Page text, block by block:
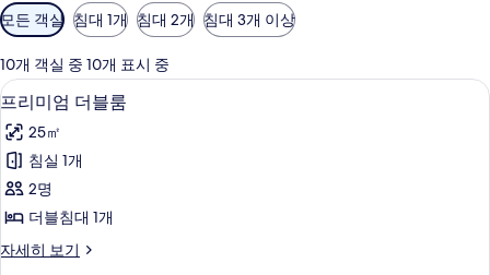
객
실
에
사
용
가
능
한
터
모든 객실 침대 1개 침대 2개 침대 3개 이상
10개 객실 중 10개 표시 중
프
리
미
엄
더
룸
7
프리미엄 더블룸
25㎡
침실 1개
2명
더블침대 1개
자세히 보기
프